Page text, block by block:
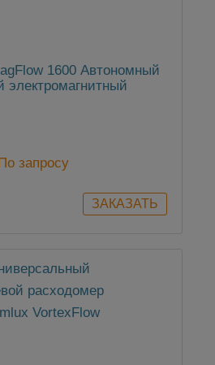
1600 Автономный
электромагнитный
По запросу